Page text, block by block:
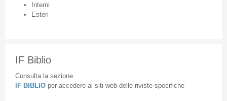
Interni
Esteri
IF Biblio
Consulta la sezione
IF BIBLIO per accedere ai siti web delle riviste specifiche